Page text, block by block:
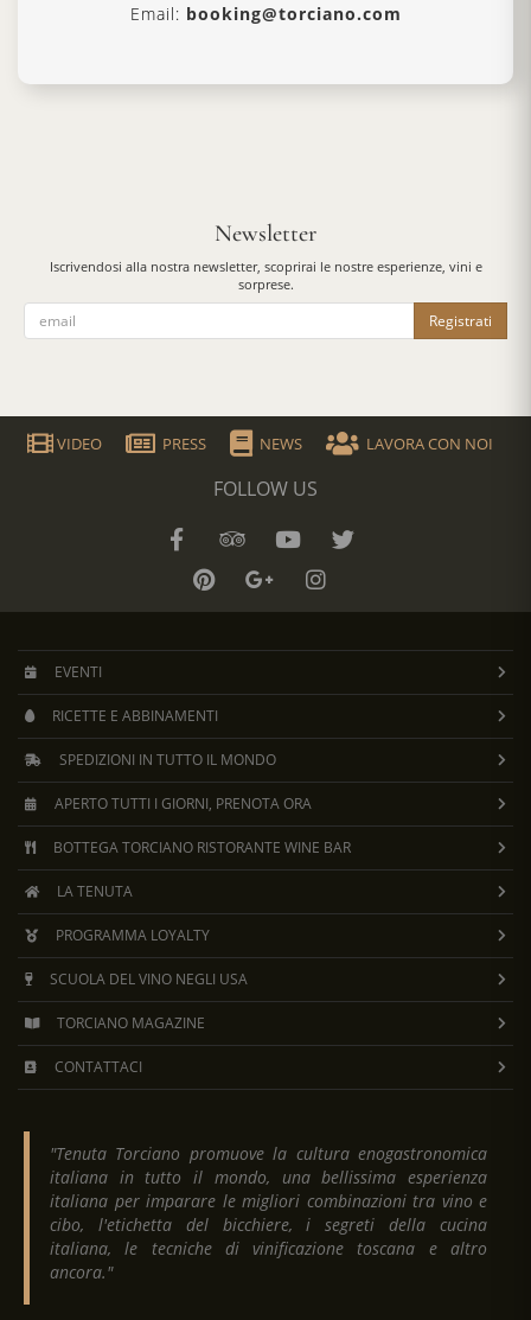
Email: booking@torciano.com
Newsletter
Iscrivendosi alla nostra newsletter, scoprirai le nostre esperienze, vini e
sorprese.
Registrati
VIDEO PRESS NEWS LAVORA CON NOI
FOLLOW US
EVENTI
RICETTE E ABBINAMENTI
SPEDIZIONI IN TUTTO IL MONDO
APERTO TUTTI I GIORNI, PRENOTA ORA
BOTTEGA TORCIANO RISTORANTE WINE BAR
LA TENUTA
PROGRAMMA LOYALTY
SCUOLA DEL VINO NEGLI USA
TORCIANO MAGAZINE
CONTATTACI
"Tenuta Torciano promuove la cultura enogastronomica
italiana in tutto il mondo, una bellissima esperienza
italiana per imparare le migliori combinazioni tra vino e
cibo, l'etichetta del bicchiere, i segreti della cucina
italiana, le tecniche di vinificazione toscana e altro
ancora."